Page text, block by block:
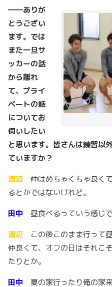
――ありが
とうござい
ます。では
また一旦サ
ッカーの話
から離れ
て、プライ
ベートの話
についてお
伺いしたい
と思います。皆さんは練習以
ていますか？
渡辺
仲はめちゃくちゃ良く
るとかではないけれど。
田中
昼食べるっていう感じで
渡辺
この後このまま行って
仲良くて、オフの日はそれこ
たりとか。
田中
夏の家行ったり俺の家